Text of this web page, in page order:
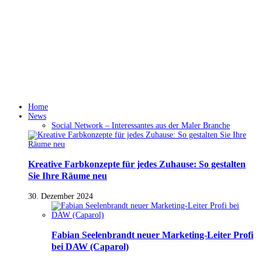
Home
News
Social Network – Interessantes aus der Maler Branche
Kreative Farbkonzepte für jedes Zuhause: So gestalten
Sie Ihre Räume neu
30. Dezember 2024
Fabian Seelenbrandt neuer Marketing-Leiter Profi
bei DAW (Caparol)